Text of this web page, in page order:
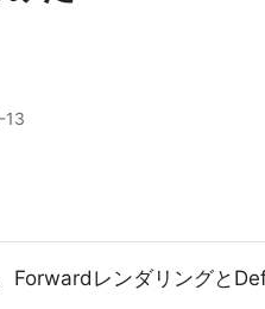
13
Forwardレンダリングと